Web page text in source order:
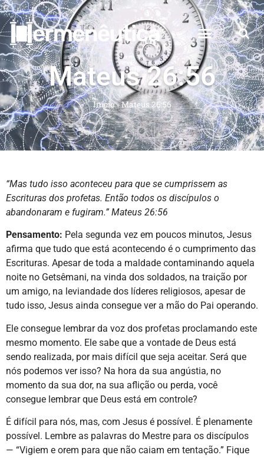
Mateus 26:56
Início»Mateus 26:56
“Mas tudo isso aconteceu para que se cumprissem as
Escrituras dos profetas. Então todos os discípulos o
abandonaram e fugiram.” Mateus 26:56
Pensamento: Pela segunda vez em poucos minutos, Jesus
afirma que tudo que está acontecendo é o cumprimento das
Escrituras. Apesar de toda a maldade contaminando aquela
noite no Getsêmani, na vinda dos soldados, na traição por
um amigo, na leviandade dos líderes religiosos, apesar de
tudo isso, Jesus ainda consegue ver a mão do Pai operando.
Ele consegue lembrar da voz dos profetas proclamando este
mesmo momento. Ele sabe que a vontade de Deus está
sendo realizada, por mais difícil que seja aceitar. Será que
nós podemos ver isso? Na hora da sua angústia, no
momento da sua dor, na sua aflição ou perda, você
consegue lembrar que Deus está em controle?
É difícil para nós, mas, com Jesus é possível. É plenamente
possível. Lembre as palavras do Mestre para os discípulos
— “Vigiem e orem para que não caiam em tentação.” Fique